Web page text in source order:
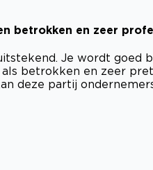
betrokken en zeer
Je wordt goed
betrokken en zeer
deze partij